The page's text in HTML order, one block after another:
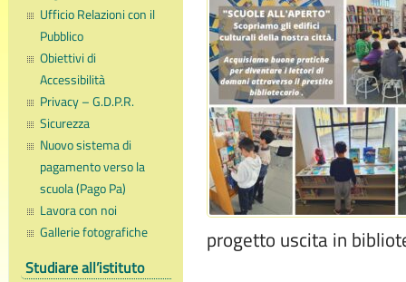
Ufficio Relazioni con il
Pubblico
Obiettivi di
Accessibilità
Privacy – G.D.P.R.
Sicurezza
Nuovo sistema di
pagamento verso la
scuola (Pago Pa)
Lavora con noi
Gallerie fotografiche
Studiare all’istituto
progetto uscita in